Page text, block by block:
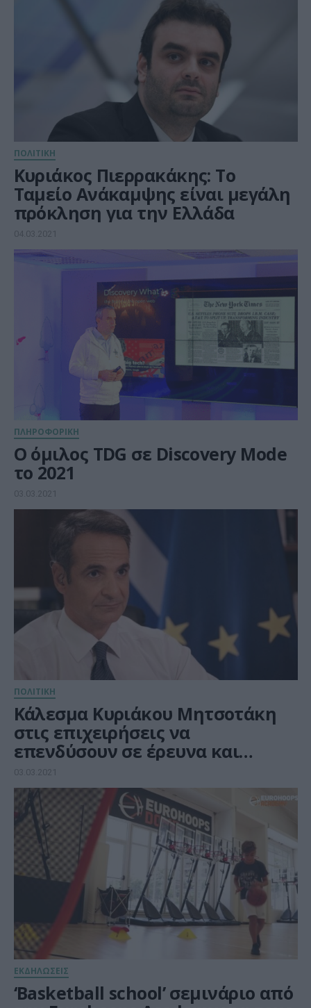
ΠΟΛΙΤΙΚΗ
Κυριάκος Πιερρακάκης: Το
Ταμείο Ανάκαμψης είναι μεγάλη
πρόκληση για την Ελλάδα
04.03.2021
ΠΛΗΡΟΦΟΡΙΚΗ
Ο όμιλος TDG σε Discovery Mode
το 2021
03.03.2021
ΠΟΛΙΤΙΚΗ
Κάλεσμα Κυριάκου Μητσοτάκη
στις επιχειρήσεις να
επενδύσουν σε έρευνα και
ανάπτυξη
03.03.2021
ΕΚΔΗΛΩΣΕΙΣ
‘Basketball school’ σεμινάριο από